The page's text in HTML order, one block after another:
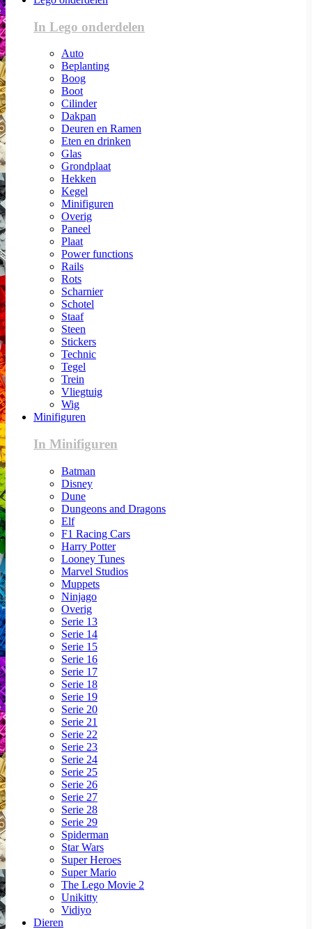
In Lego onderdelen
Auto
Beplanting
Boog
Boot
Cilinder
Dakpan
Deuren en Ramen
Eten en drinken
Glas
Grondplaat
Hekken
Kegel
Minifiguren
Overig
Paneel
Plaat
Power functions
Rails
Rots
Scharnier
Schotel
Staaf
Steen
Stickers
Technic
Tegel
Trein
Vliegtuig
Wig
Minifiguren
In Minifiguren
Batman
Disney
Dune
Dungeons and Dragons
Elf
F1 Racing Cars
Harry Potter
Looney Tunes
Marvel Studios
Muppets
Ninjago
Overig
Serie 13
Serie 14
Serie 15
Serie 16
Serie 17
Serie 18
Serie 19
Serie 20
Serie 21
Serie 22
Serie 23
Serie 24
Serie 25
Serie 26
Serie 27
Serie 28
Serie 29
Spiderman
Star Wars
Super Heroes
Super Mario
The Lego Movie 2
Unikitty
Vidiyo
Dieren